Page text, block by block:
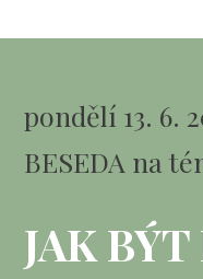
pondělí 13. 6.
BESEDA na
JAK